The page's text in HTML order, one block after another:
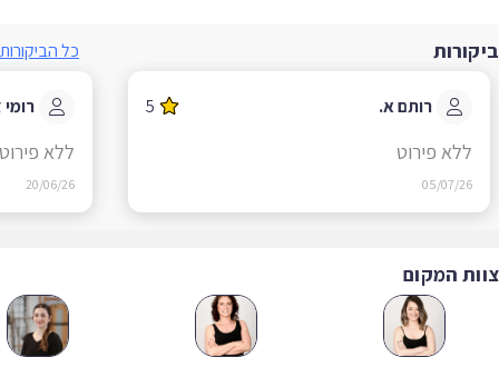
כל הביקורות
רותם א. 5
ללא פירוט
05/07/26
רומי צ.
ללא פירוט
20/06/26
המקום